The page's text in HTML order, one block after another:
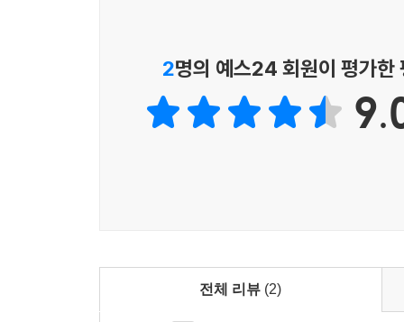
『정복자들』은 쑨원의 국민당이 베이징 군벌
작가는 1925년 3월 12일 쑨원의 사망 탓에 생긴
목적이 서로 달라 갈등하는 여러 ‘정복자들’ 군
휘젓는다. 서로서로 다닥다닥 붙어 앉거나 사이
않지만 마치 짖어 대는 개들처럼 목을 앞으로 쭉
턱을 괸 사람이라곤 전혀 보이지 않는다. 모두들
2명의 예스24 회원이 평가한
전체 리뷰 (2)